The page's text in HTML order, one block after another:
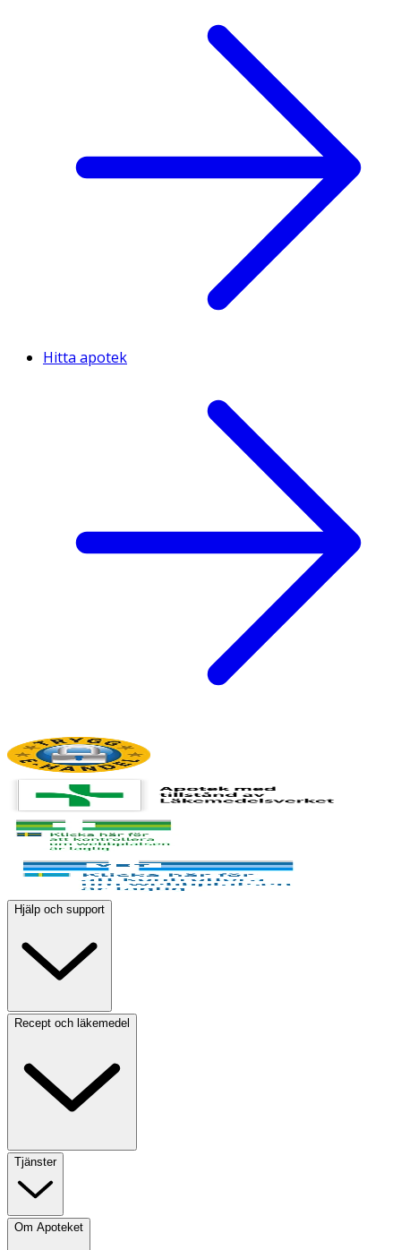
Hitta apotek
Hjälp och support
Recept och läkemedel
Tjänster
Om Apoteket